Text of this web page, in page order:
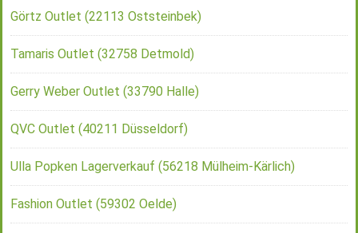
Görtz Outlet (22113 Oststeinbek)
Tamaris Outlet (32758 Detmold)
Gerry Weber Outlet (33790 Halle)
QVC Outlet (40211 Düsseldorf)
Ulla Popken Lagerverkauf (56218 Mülheim-Kärlich)
Fashion Outlet (59302 Oelde)